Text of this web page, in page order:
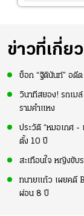
ข่าวที่เกี่ย
ช็อก “ฐิตินันท์” อดี
วินาทีสยอง! รถเม
รามคำแหง
ประวัติ “หมอเกศ
ตั้ง 10 ปี
สะเทือนใจ หญิงขับ
ทนายแก้ว เผยคดี
ผ่อน 8 ปี